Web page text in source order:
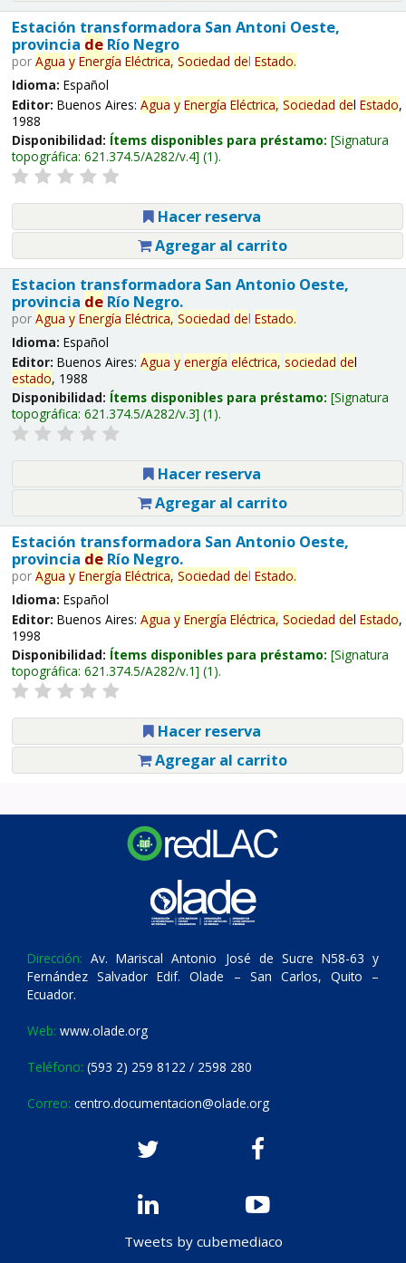
Estación transformadora San Antoni Oeste,
provincia deRío Negro
por Agua y Energía Eléctrica, Sociedad del Estado.
Idioma: Español
Editor: Buenos Aires: Agua y Energía Eléctrica, Sociedad del Estado,
1988
Disponibilidad: Ítems disponibles para préstamo: Signatura
topográfica: 621.374.5/A282/v.4 (1).
Hacer reserva
Agregar al carrito
Estacion transformadora San Antonio Oeste,
provincia deRío Negro.
por Agua y Energía Eléctrica, Sociedad del Estado.
Idioma: Español
Editor: Buenos Aires: Agua y energía eléctrica, sociedad del
estado, 1988
Disponibilidad: Ítems disponibles para préstamo: Signatura
topográfica: 621.374.5/A282/v.3 (1).
Hacer reserva
Agregar al carrito
Estación transformadora San Antonio Oeste,
provincia deRío Negro.
por Agua y Energía Eléctrica, Sociedad del Estado.
Idioma: Español
Editor: Buenos Aires: Agua y Energía Eléctrica, Sociedad del Estado,
1998
Disponibilidad: Ítems disponibles para préstamo: Signatura
topográfica: 621.374.5/A282/v.1 (1).
Hacer reserva
Agregar al carrito
Dirección: Av. Mariscal Antonio José de Sucre N58-63 y
Fernández Salvador Edif. Olade – San Carlos, Quito –
Ecuador.
Web: www.olade.org
Teléfono: (593 2) 259 8122 / 2598 280
Correo: centro.documentacion@olade.org
Tweets by cubemediaco